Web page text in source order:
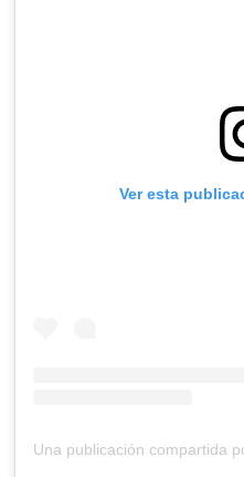
Ver esta